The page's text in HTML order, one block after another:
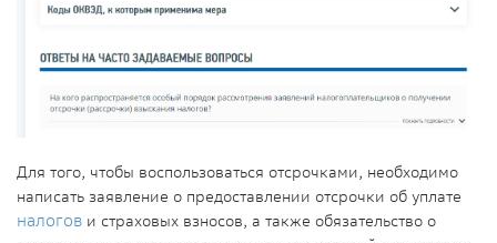
Для того, чтобы воспользоваться отсрочками, необходимо
написать заявление о предоставлении отсрочки об уплате
налогов и страховых взносов, а также обязательство о